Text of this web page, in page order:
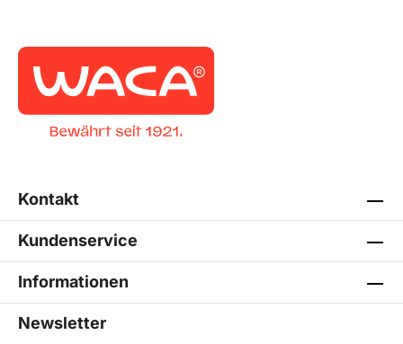
Kontakt
Kundenservice
Informationen
Newsletter